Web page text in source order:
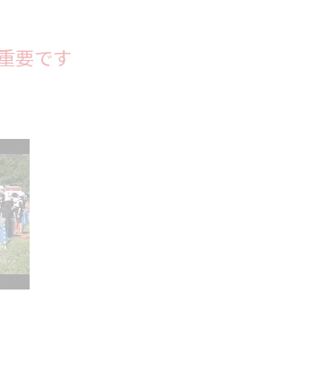
要です